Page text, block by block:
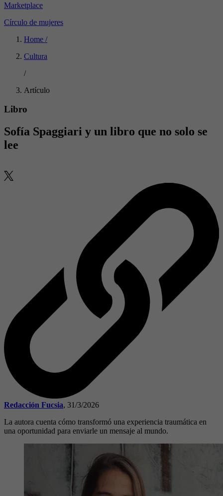
Marketplace
Círculo de mujeres
Home /
Cultura
/
Artículo
Libro
Sofía Spaggiari y un libro que no solo se
lee
Redacción Fucsia, 31/3/2026
La autora cuenta cómo transformó una experiencia traumática en
una oportunidad para enviarle un mensaje al mundo.